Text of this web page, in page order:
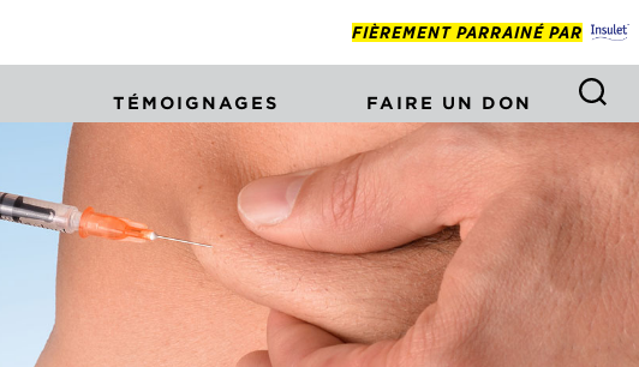
FIÈREMENT PARRAINÉ PAR
TÉMOIGNAGES FAIRE UN DON